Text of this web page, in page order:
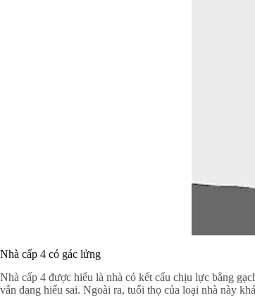
Nhà cấp 4 có gác lửng
Nhà cấp 4 được hiểu là nhà có kết cấu chịu lực bằng
vẫn đang hiểu sai. Ngoài ra, tuổi thọ của loại nhà này